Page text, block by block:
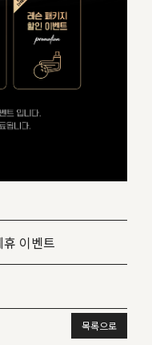
이벤트
목록으로